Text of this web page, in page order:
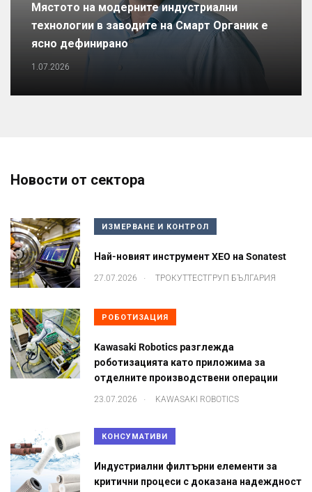
Мястото на модерните индустриални
технологии в заводите на Смарт Органик е
ясно дефинирано
1.07.2026
Новости от сектора
ИЗМЕРВАНЕ И КОНТРОЛ
Най-новият инструмент XEO на Sonatest
27.07.2026 . ТРОКУТТЕСТГРУП БЪЛГАРИЯ
РОБОТИЗАЦИЯ
Kawasaki Robotics разглежда
роботизацията като приложима за
отделните производствени операции
23.07.2026 . KAWASAKI ROBOTICS
КОНСУМАТИВИ
Индустриални филтърни елементи за
критични процеси с доказана надеждност